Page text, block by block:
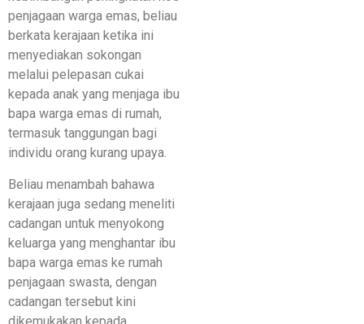
penjagaan warga emas, beliau
berkata kerajaan ketika ini
menyediakan sokongan
melalui pelepasan cukai
kepada anak yang menjaga ibu
bapa warga emas di rumah,
termasuk tanggungan bagi
individu orang kurang upaya.
Beliau menambah bahawa
kerajaan juga sedang meneliti
cadangan untuk menyokong
keluarga yang menghantar ibu
bapa warga emas ke rumah
penjagaan swasta, dengan
cadangan tersebut kini